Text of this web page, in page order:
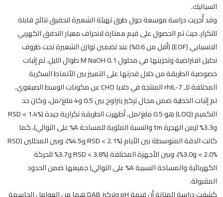
السياليك.
وقد أُجريت دراسة موسعة حول طرق تهيئة الشعيرة لتحقيق نتائج قابلة
للتكرار، حيث تم الحصول على قيم ممتازة لانحراف معيار التدفق الكهربي
الانسيابي (EOF) (أقل من 0.6%) عند تضمين توازن الشعيرة تحت ظروف
تحليل افتراضية وتخزينها في محلول 0.1 M NaOH طوال الليل. تم إثبات
خصوصية الطريقة من خلال قدرتها على التمييز بين الأنماط السكرية
المختلفة للـ rhIL-7 المنتجة في خلايا CHO عن مكونات الوسط الصيغوي.
تم إثبات الخطية ضمن مجال تركيز يتراوح بين 0.5 و4 ملغ/مل، وكان حد
التكميم (LOQ) هو 0.5 ملغ/مل. أظهرت الطريقة تكرارية جيدة (RSD < 1.4%
و3.3% لزمن الهجرة tm والنسبة المئوية للمساحة A% على التوالي)، كما
كانت الدقة المتوسطة بين الأيام (RSD < 2.1% و4.5%)، وبين المحللين (RSD
< 2.0% و3.0%)، وبين الأجهزة المختلفة (RSD < 3.8% و3.7% للحركة
الكهربائية والمساحة النسبية A% على التوالي) جميعها ضمن الحدود
المقبولة.
كشفت دراسة المتانة أن قيمة pH وتركيز DAB هما من العوامل الحاسمة